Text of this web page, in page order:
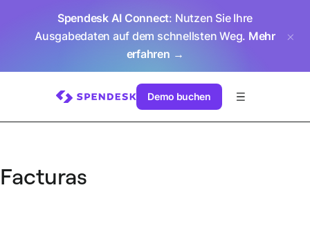
Spendesk AI Connect: Nutzen Sie Ihre
Ausgabedaten auf dem schnellsten Weg. Mehr
erfahren →
Demo buchen
Facturas